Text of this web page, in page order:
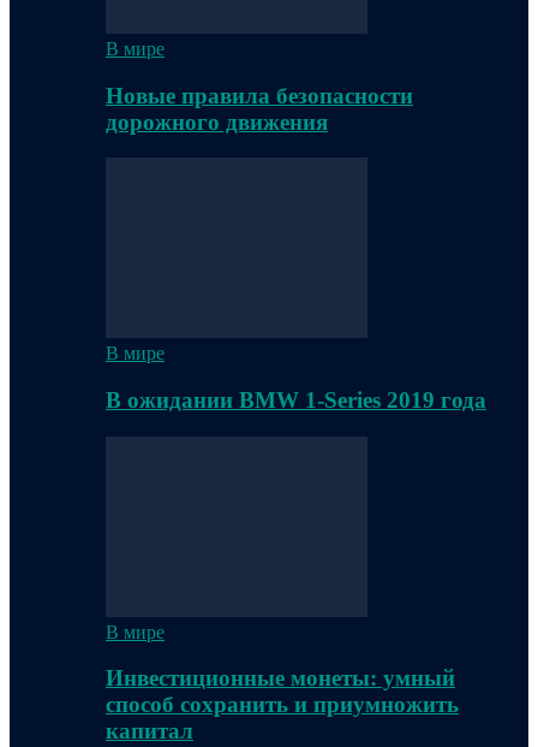
В мире
Новые правила безопасности
дорожного движения
В мире
В ожидании BMW 1-Series 2019 года
В мире
Инвестиционные монеты: умный
способ сохранить и приумножить
капитал